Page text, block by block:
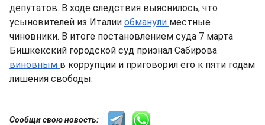
депутатов. В ходе следствия выяснилось, что
усыновителей из Италии обманули местные
чиновники. В итоге постановлением суда 7 марта
Бишкекский городской суд признал Сабирова
виновным в коррупции и приговорил его к пяти годам
лишения свободы.
Сообщи свою новость: